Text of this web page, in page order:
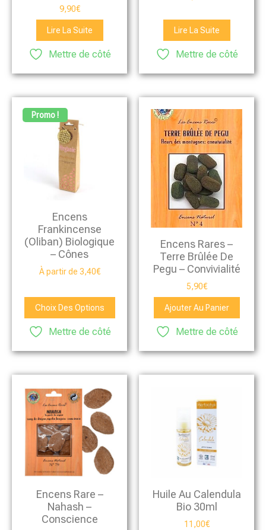
9,90€
Lire La Suite
Mettre de côté
Lire La Suite
Mettre de côté
Promo !
Encens
Frankincense
(Oliban) Biologique
– Cônes
À partir de 3,40€
Choix Des Options
Mettre de côté
Encens Rares –
Terre Brûlée De
Pegu – Convivialité
5,90€
Ajouter Au Panier
Mettre de côté
Encens Rare –
Nahash –
Conscience
Huile Au Calendula
Bio 30ml
11,00€